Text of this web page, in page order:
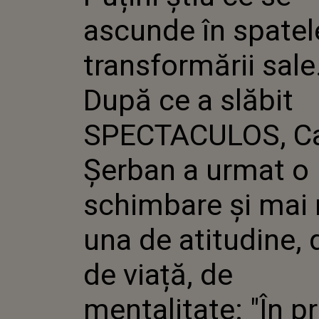
DUPĂ
ȘERBAN
MARE:
VIAȚĂ, DE
PRIMUL
BINE
CARE..."
ascunde în
transformării
După ce a slăbit
SPECTACULOS,
Șerban a urmat o
schimbare și mai
una de atitudine,
de viață, de
mentalitate: "În